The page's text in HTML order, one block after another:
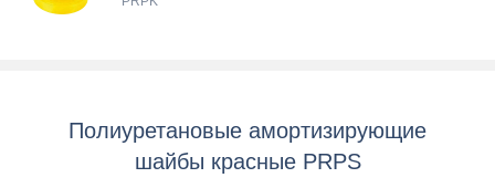
Полиуретановые амортизирующие
шайбы красные PRPS